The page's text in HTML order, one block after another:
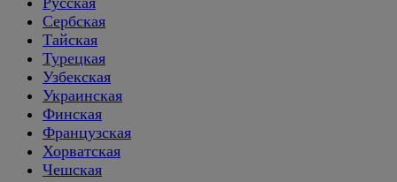
Сербская
Тайская
Турецкая
Узбекская
Украинская
Финская
Французская
Хорватская
Чешская